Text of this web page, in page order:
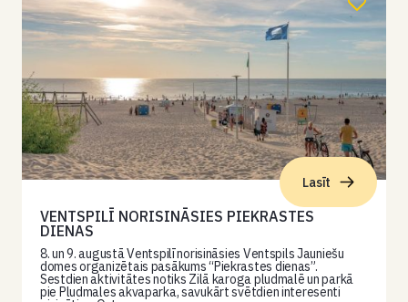
Lasīt
VENTSPILĪ NORISINĀSIES PIEKRASTES
DIENAS
8. un 9. augustā Ventspilī norisināsies Ventspils Jauniešu
domes organizētais pasākums “Piekrastes dienas”.
Sestdien aktivitātes notiks Zilā karoga pludmalē un parkā
pie Pludmales akvaparka, savukārt svētdien interesenti